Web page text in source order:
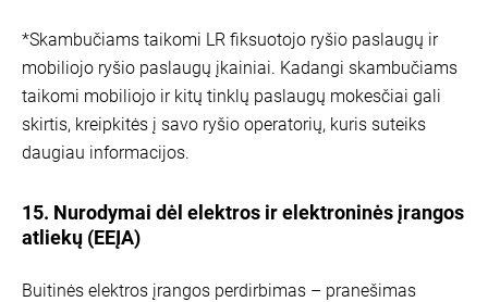
*Skambučiams taikomi LR fiksuotojo ryšio paslaugų ir
mobiliojo ryšio paslaugų įkainiai. Kadangi skambučiams
taikomi mobiliojo ir kitų tinklų paslaugų mokesčiai gali
skirtis, kreipkitės į savo ryšio operatorių, kuris suteiks
daugiau informacijos.
15. Nurodymai dėl elektros ir elektroninės įrangos
atliekų (EEĮA)
Buitinės elektros įrangos perdirbimas – pranešimas